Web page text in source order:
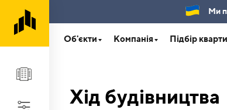
Ми
Об'єкти Компанія Підбір
Хід будівництва